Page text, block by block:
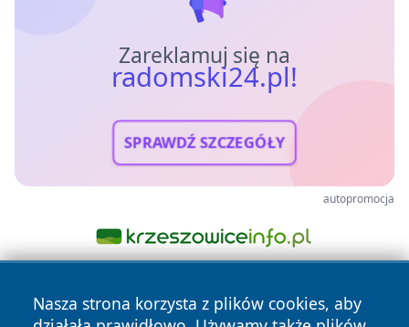
Zareklamuj się na
radomski24.pl!
SPRAWDŹ SZCZEGÓŁY
autopromocja
Nasza strona korzysta z plików cookies, aby